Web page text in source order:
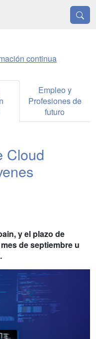
continua
Empleo y
Profesiones de
futuro
Cloud
y el plazo de
de septiembre u